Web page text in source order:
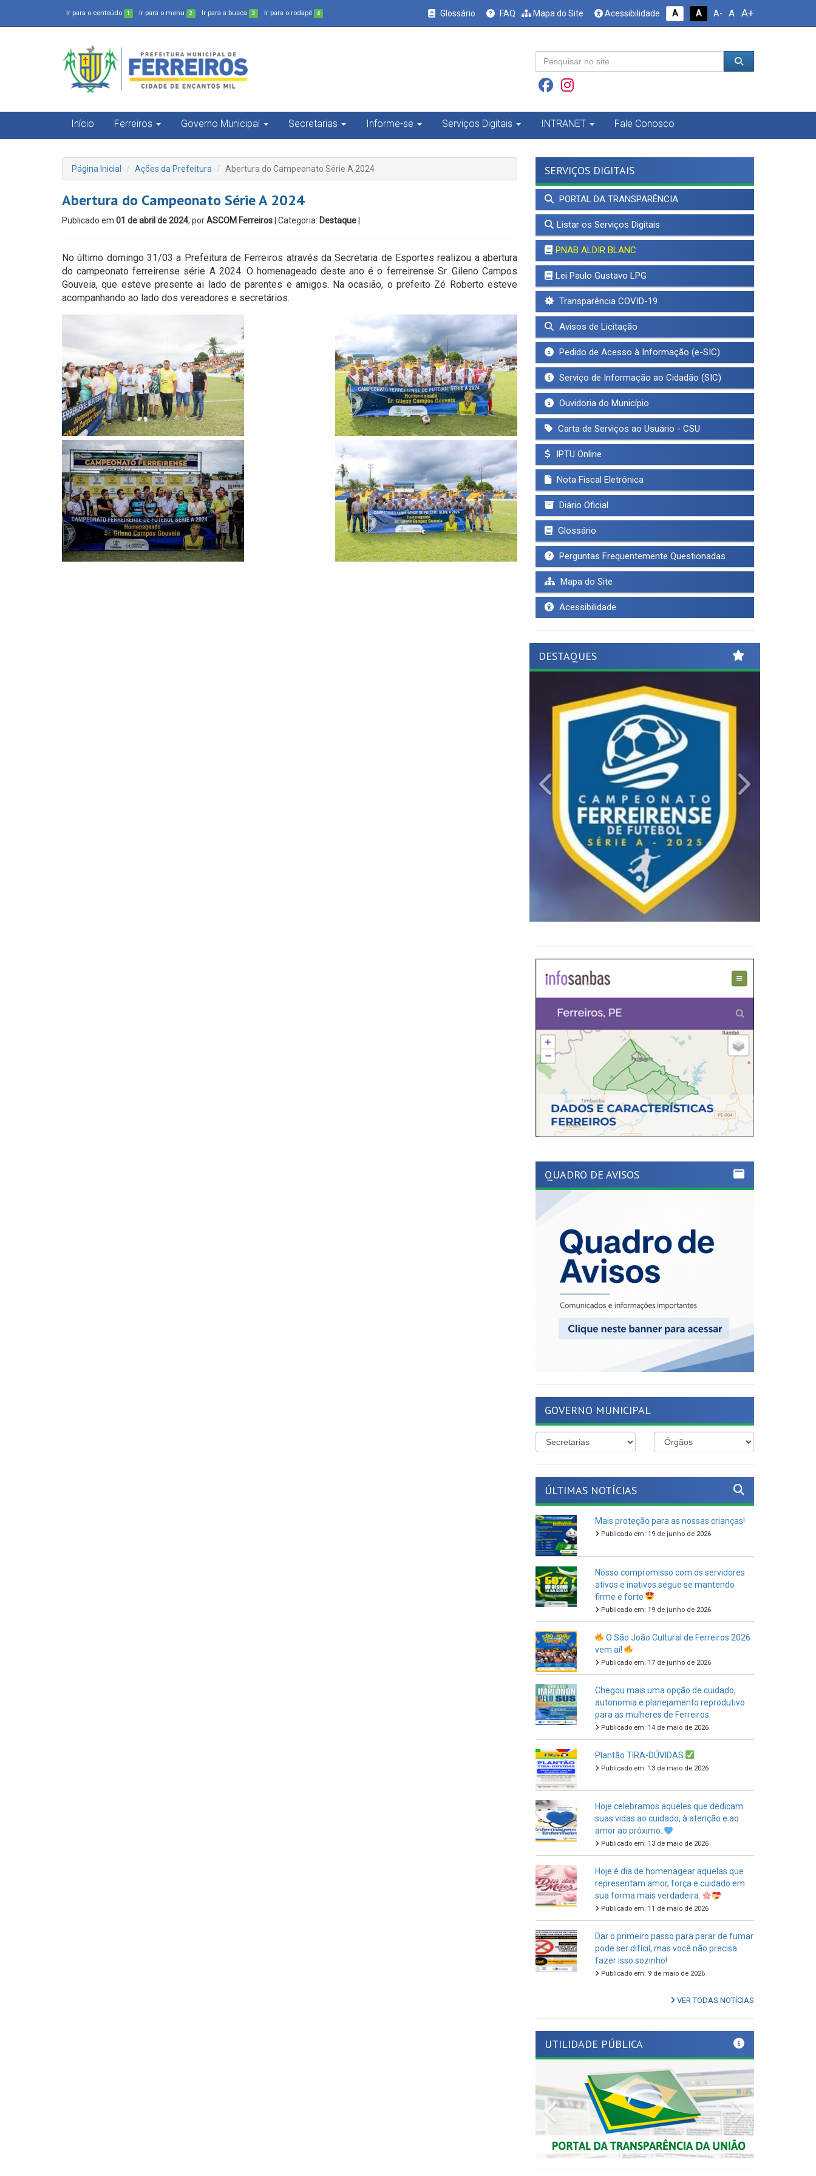
Ir para o conteúdo 1 Ir para o menu 2 Ir para a busca 3 Ir para o rodapé 4 Glossário FAQ Mapa do Site Acessibilidade A A A- A A+
Início Ferreiros Governo Municipal Secretarias Informe-se Serviços Digitais INTRANET Fale Conosco
Página Inicial Ações da Prefeitura Abertura do Campeonato Série A 2024
Abertura do Campeonato Série A 2024
Publicado em 01 de abril de 2024, porASCOM Ferreiros | Categoria: Destaque
No último domingo 31/03 a Prefeitura de Ferreiros através da Secretaria de Esportes realizou a abertura
do campeonato ferreirense série A 2024. O homenageado deste ano é o ferreirense Sr. Gileno Campos
Gouveia, que esteve presente ai lado de parentes e amigos. Na ocasião, o prefeito Zé Roberto esteve
acompanhando ao lado dos vereadores e secretários.
SERVIÇOS DIGITAIS
PORTAL DA TRANSPARÊNCIA
Listar os Serviços Digitais
PNAB ALDIR BLANC
Lei Paulo Gustavo LPG
Transparência COVID-19
Avisos de Licitação
Pedido de Acesso à Informação (e-SIC)
Serviço de Informação ao Cidadão (SIC)
Ouvidoria do Município
Carta de Serviços ao Usuário - CSU
IPTU Online
Nota Fiscal Eletrônica
Diário Oficial
Glossário
Perguntas Frequentemente Questionadas
Mapa do Site
Acessibilidade
DESTAQUES
Mais proteção para as nossas crianças!
firme e forte
Publicado em: 19 de junho de 2026
Publicado em: 17 de junho de 2026
para as mulheres de Ferreiros.
Publicado em: 14 de maio de 2026
Publicado em: 13 de maio de 2026
amor ao próximo.
Publicado em: 13 de maio de 2026
sua forma mais verdadeira.
Publicado em: 11 de maio de 2026
fazer isso sozinho!
Publicado em: 9 de maio de 2026
Previous Next